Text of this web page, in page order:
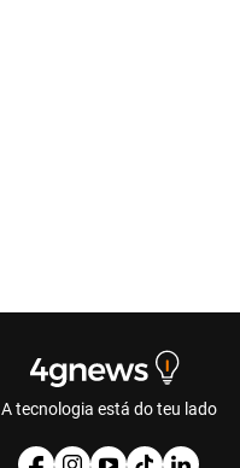
A tecnologia está do teu lado